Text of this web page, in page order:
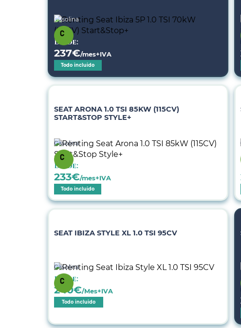
Gasolina
Desde:
237€/mes+IVA
Todo incluido
SEAT ARONA 1.0 TSI 85KW (115CV)
START&STOP STYLE+
Gasolina
Desde:
233€/mes+IVA
Todo incluido
SEAT IBIZA STYLE XL 1.0 TSI 95CV
Gasolina
Desde:
240€/Mes+IVA
Todo incluido